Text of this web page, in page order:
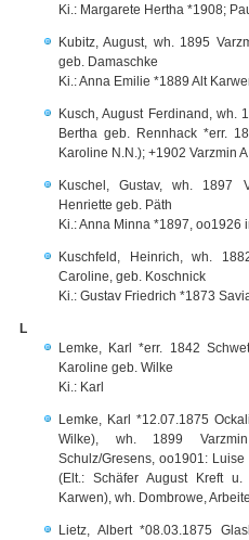
Ki.: Margarete Hertha *1908;
Kubitz, August, wh. 1895
geb. Damaschke
Ki.: Anna Emilie *1889 Alt
Kusch, August Ferdinand, wh.
Bertha geb. Rennhack *err.
Karoline N.N.); +1902 Varzmin A
Kuschel, Gustav, wh. 1897
Henriette geb. Päth
Ki.: Anna Minna *1897, oo1926
Kuschfeld, Heinrich, wh.
Caroline, geb. Koschnick
Ki.: Gustav Friedrich *1873
L
Lemke, Karl *err. 1842
Karoline geb. Wilke
Ki.: Karl
Lemke, Karl *12.07.1875
Wilke), wh. 1899
Schulz/Gresens, oo1901:
(Elt.: Schäfer August Kreft
Karwen), wh. Dombrowe,
Lietz, Albert *08.03.1875